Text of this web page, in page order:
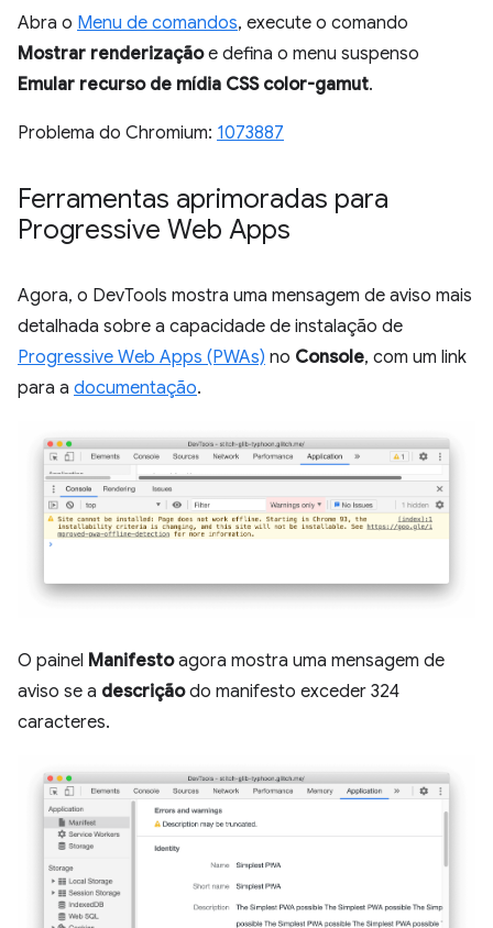
Abra o Menu de comandos, execute o comando
Mostrar renderizaçãoe defina o menu suspenso
Emular recurso de mídia CSS color-gamut.
Problema do Chromium: 1073887
Ferramentas aprimoradas para
Progressive Web Apps
Agora, o DevTools mostra uma mensagem de aviso mais
detalhada sobre a capacidade de instalação de
Progressive Web Apps (PWAs) no Console, com um link
para a documentação.
O painel Manifestoagora mostra uma mensagem de
aviso se a descriçãodo manifesto exceder 324
caracteres.